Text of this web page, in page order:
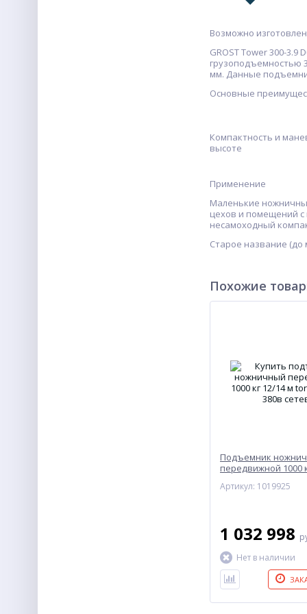
Возможно
GROST Tower 300-
грузоподъемностью
мм. Данные
Основные
Компактность и
высоте
Применение
Маленькие
цехов и помещений с
несамоходный
Старое название (до
Похожие
Подъемник
передвижной 1000
TOR SJY-1-12 AC
Артикул: 1019925
1 032 998
Нет в наличии